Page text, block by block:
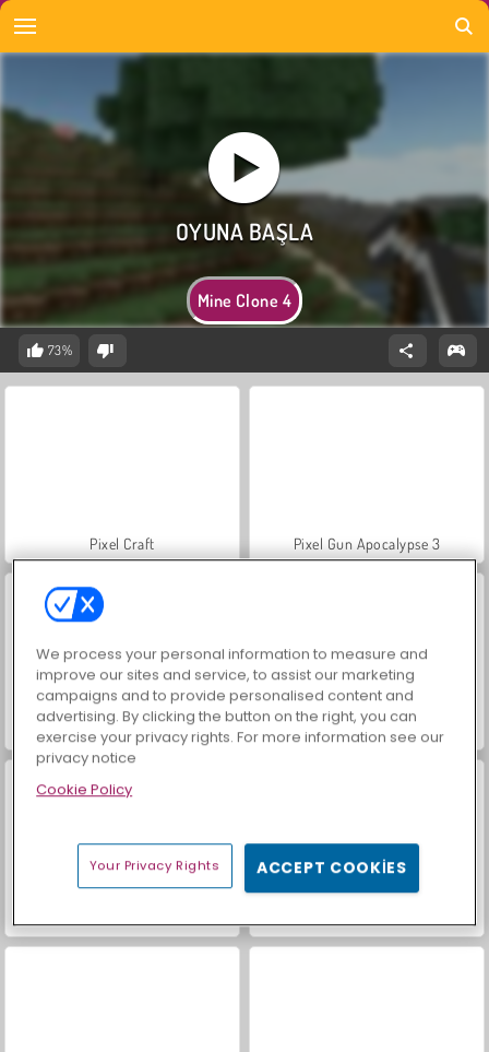
Mine Clone 4
73%
Pixel Craft Pixel Gun Apocalypse 3
Match Arena Multiplayer Crowd City
We process your personal information to measure and
improve our sites and service, to assist our marketing
campaigns and to provide personalised content and
advertising. By clicking the button on the right, you can
exercise your privacy rights. For more information see our
privacy notice
Cookie Policy
Your Privacy Rights ACCEPT COOKIES